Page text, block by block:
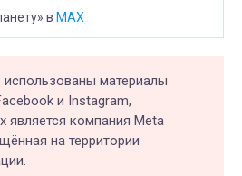
в MAX
использованы материалы
и Instagram,
является компания Meta
на территории